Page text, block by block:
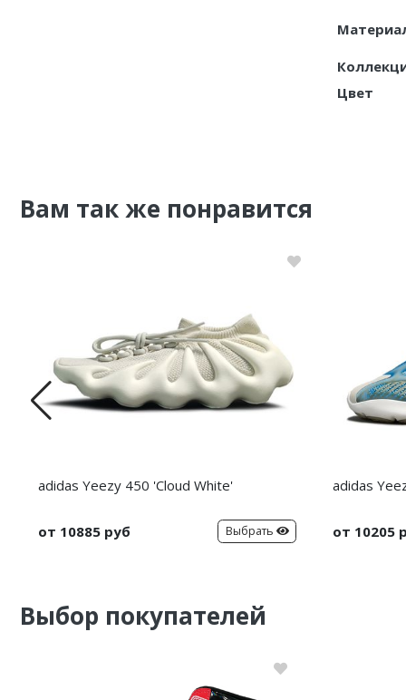
Цвет
Вам так же понравится
adidas Yeezy 450 'Cloud White'
от 10885 руб Выбрать
adidas
от 10205
Выбор покупателей